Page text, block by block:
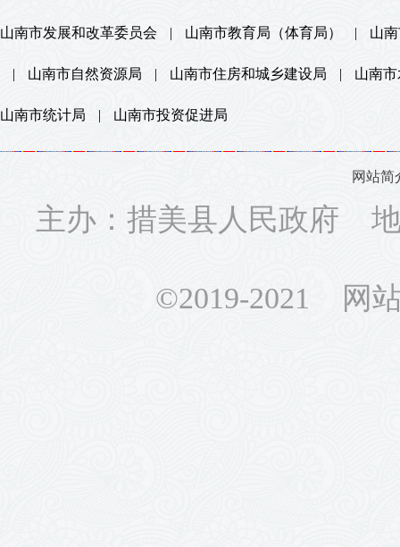
山南市发展和改革委员会 | 山南市教育局（体育局） | 山
| 山南市自然资源局 | 山南市住房和城乡建设局 | 山南
山南市统计局 | 山南市投资促进局
网站简
主办：措美县人民政府
©2019-2021 网